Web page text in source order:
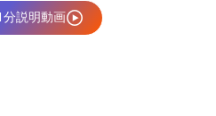
分説明動画